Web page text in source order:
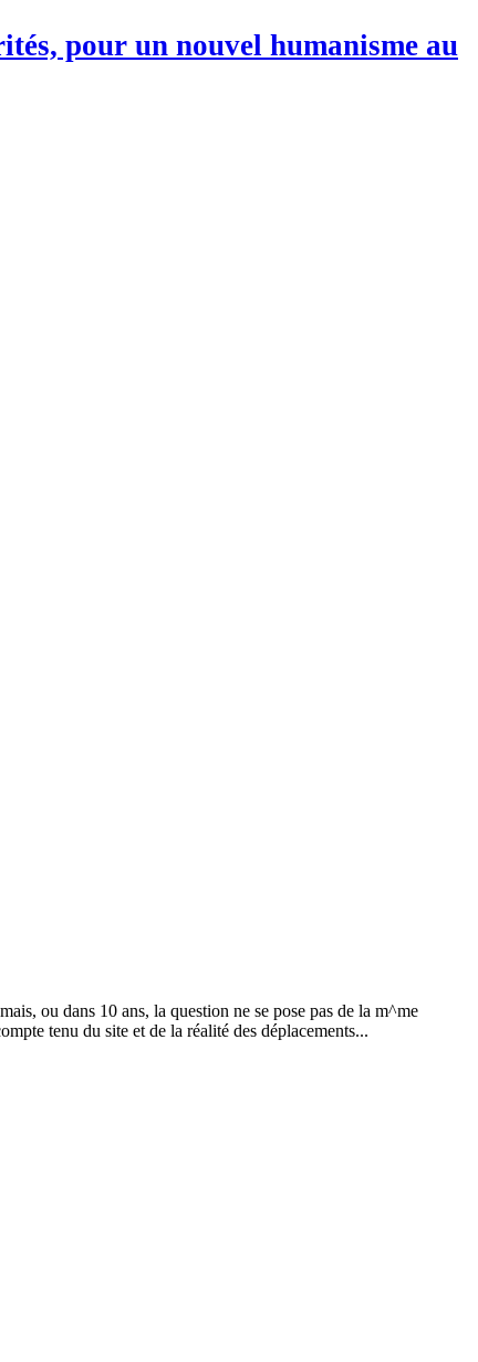
pour un nouvel humanisme au
ou dans 10 ans, la question ne se pose pas de la m^me
tenu du site et de la réalité des déplacements...